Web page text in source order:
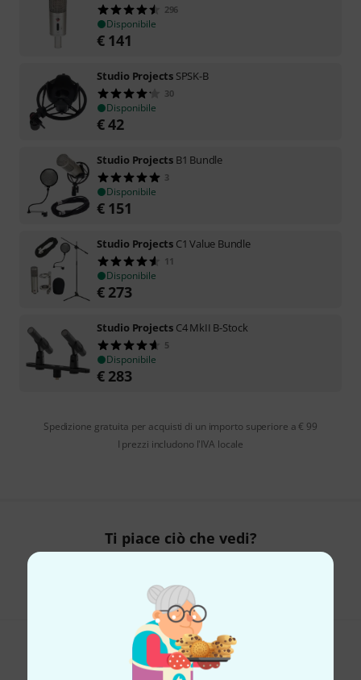
296
Disponibile
€ 141
Studio Projects SPSK-B
30
Disponibile
€42
Studio Projects B1 Bundle
3
Disponibile
€ 151
Studio Projects C1 Value Bundle
11
Disponibile
€ 273
Studio Projects C4 MkII B-Stock
5
Disponibile
€ 283
Spedizione gratuita per acquisti di un importo superiore a € 99
I prezzi includono l'IVA locale
Ti piace ciò che vedi?